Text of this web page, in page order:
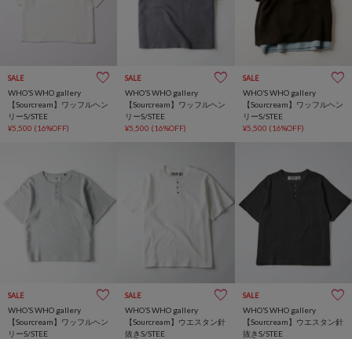
SALE
WHO’S WHO gallery
【Sourcream】ワッフルヘン
リーS/STEE
¥5,500 (16%OFF)
SALE
WHO’S WHO gallery
【Sourcream】ワッフルヘン
リーS/STEE
¥5,500 (16%OFF)
SALE
WHO’S WHO gallery
【Sourcream】ワッフルヘン
リーS/STEE
¥5,500 (16%OFF)
SALE
WHO’S WHO gallery
【Sourcream】ワッフルヘン
リーS/STEE
SALE
WHO’S WHO gallery
【Sourcream】ウエスタン針
抜きS/STEE
SALE
WHO’S WHO gallery
【Sourcream】ウエスタン針
抜きS/STEE